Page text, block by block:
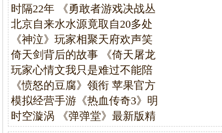
时隔22年 《勇敢者游戏决战丛
北京自来水水源竟取自20多处
《神泣》玩家相聚天府欢声笑
倚天剑背后的故事 《倚天屠龙
玩家心情文我只是难过不能陪
《愤怒的豆腐》领衔 苹果官方
模拟经营手游《热血传奇3》明
时空漩涡 《弹弹堂》最新版精